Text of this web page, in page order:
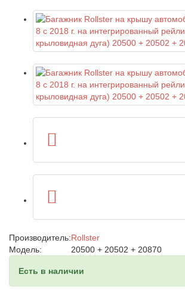
Производитель:Rollster
Модель:
20500 + 20502 + 20870
Есть в наличии